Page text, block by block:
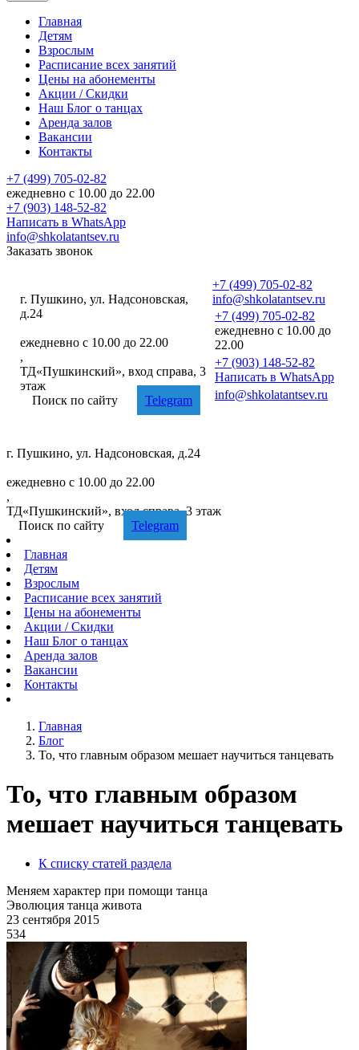
Главная
Детям
Взрослым
Расписание всех занятий
Цены на абонементы
Акции / Скидки
Наш Блог о танцах
Аренда залов
Вакансии
Контакты
+7 (499) 705-02-82
ежедневно с 10.00 до 22.00
+7 (903) 148-52-82
Написать в WhatsApp
info@shkolatantsev.ru
Заказать звонок
г. Пушкино, ул. Надсоновская,
д.24
ежедневно с 10.00 до 22.00
,
ТД«Пушкинский», вход справа, 3
этаж
Поиск по сайту
Telegram
+7 (499) 705-02-82
info@shkolatantsev.ru
+7 (499) 705-02-82
ежедневно с 10.00 до
22.00
+7 (903) 148-52-82
Написать в WhatsApp
info@shkolatantsev.ru
г. Пушкино, ул. Надсоновская, д.24
ежедневно с 10.00 до 22.00
,
ТД«Пушкинский», вход справа, 3 этаж
Поиск по сайту
Telegram
Главная
Детям
Взрослым
Расписание всех занятий
Цены на абонементы
Акции / Скидки
Наш Блог о танцах
Аренда залов
Вакансии
Контакты
Главная
Блог
То, что главным образом мешает научиться танцевать
То, что главным образом
мешает научиться танцевать
К списку статей раздела
Меняем характер при помощи танца
Эволюция танца живота
23 сентября 2015
534